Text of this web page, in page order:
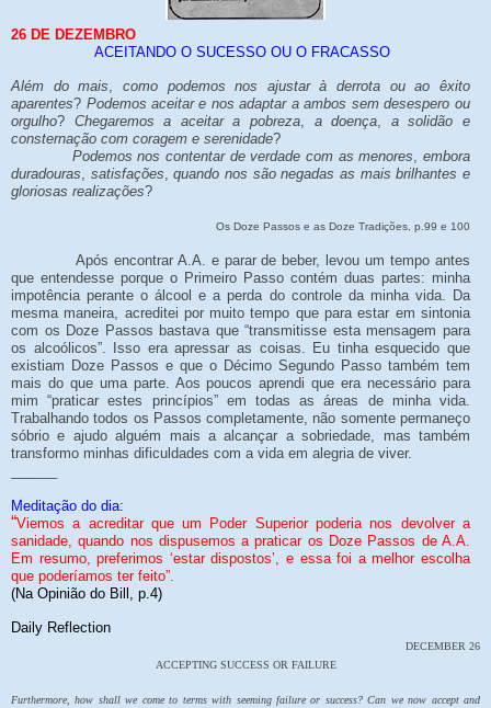
26 DE DEZEMBRO
ACEITANDO O SUCESSO OU O FRACASSO
Além do mais, como podemos nos ajustar à derrota ou ao êxito
aparentes? Podemos aceitar e nos adaptar a ambos sem desespero ou
orgulho? Chegaremos a aceitar a pobreza, a doença, a solidão e
consternação com coragem e serenidade?
Podemos nos contentar de verdade com as menores, embora
duradouras, satisfações,quando nos são negadas as mais brilhantes e
gloriosas realizações?
Os Doze Passos e as Doze Tradições, p.99 e 100
Após encontrar A.A. e parar de beber, levou um tempo antes
que entendesse porque o Primeiro Passo contém duas partes: minha
impotência perante o álcool e a perda do controle da minha vida. Da
mesma maneira, acreditei por muito tempo que para estar em sintonia
com os Doze Passos bastava que “transmitisse esta mensagem para
os alcoólicos”. Isso era apressar as coisas. Eu tinha esquecido que
existiam Doze Passos e que o Décimo Segundo Passo também tem
mais do que uma parte. Aos poucos aprendi que era necessário para
mim “praticar estes princípios” em todas as áreas de minha vida.
Trabalhando todos os Passos completamente, não somente permaneço
sóbrio e ajudo alguém mais a alcançar a sobriedade, mas também
transformo minhas dificuldades com a vida em alegria de viver.
Meditação do dia:
“Viemos a acreditar que um Poder Superior poderia nos devolver a
sanidade, quando nos dispusemos a praticar os Doze Passos de A.A.
Em resumo, preferimos ‘estar dispostos’, e essa foi a melhor escolha
que poderíamos ter feito”.
(Na Opinião do Bill, p.4)
Daily Reflection
DECEMBER 26
ACCEPTING SUCCESS OR FAILURE
Furthermore, how shall we come to terms with seeming failure or success? Can we now accept and